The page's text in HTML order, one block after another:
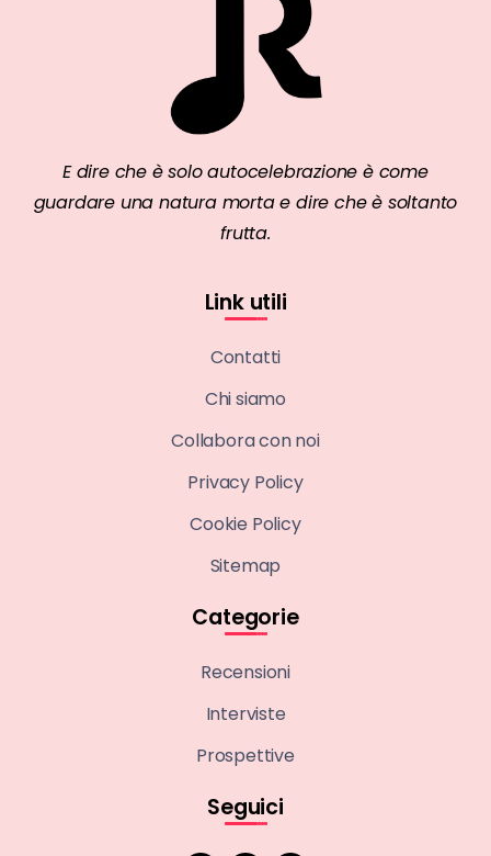
E dire che è solo autocelebrazione è come
guardare una natura morta e dire che è soltanto
frutta.
Link utili
Contatti
Chi siamo
Collabora con noi
Privacy Policy
Cookie Policy
Sitemap
Categorie
Recensioni
Interviste
Prospettive
Seguici